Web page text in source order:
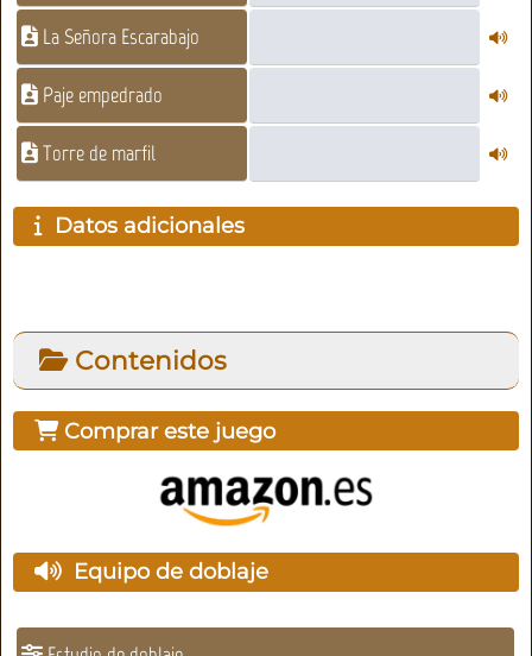
La Señora Escarabajo
Paje empedrado
Torre de marfil
Datos adicionales
Contenidos
Comprar este juego
Equipo de doblaje